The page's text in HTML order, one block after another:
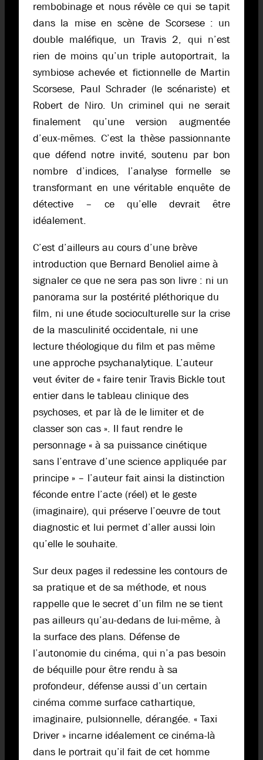
rembobinage et nous révèle ce qui se tapit
dans la mise en scène de Scorsese : un
double maléfique, un Travis 2, qui n’est
rien de moins qu’un triple autoportrait, la
symbiose achevée et fictionnelle de Martin
Scorsese, Paul Schrader (le scénariste) et
Robert de Niro. Un criminel qui ne serait
finalement qu’une version augmentée
d’eux-mêmes. C’est la thèse passionnante
que défend notre invité, soutenu par bon
nombre d’indices, l’analyse formelle se
transformant en une véritable enquête de
détective – ce qu’elle devrait être
idéalement.
C’est d’ailleurs au cours d’une brève
introduction que Bernard Benoliel aime à
signaler ce que ne sera pas son livre : ni un
panorama sur la postérité pléthorique du
film, ni une étude socioculturelle sur la crise
de la masculinité occidentale, ni une
lecture théologique du film et pas même
une approche psychanalytique. L’auteur
veut éviter de « faire tenir Travis Bickle tout
entier dans le tableau clinique des
psychoses, et par là de le limiter et de
classer son cas ». Il faut rendre le
personnage « à sa puissance cinétique
sans l’entrave d’une science appliquée par
principe » – l’auteur fait ainsi la distinction
féconde entre l’acte (réel) et le geste
(imaginaire), qui préserve l’oeuvre de tout
diagnostic et lui permet d’aller aussi loin
qu’elle le souhaite.
Sur deux pages il redessine les contours de
sa pratique et de sa méthode, et nous
rappelle que le secret d’un film ne se tient
pas ailleurs qu’au-dedans de lui-même, à
la surface des plans. Défense de
l’autonomie du cinéma, qui n’a pas besoin
de béquille pour être rendu à sa
profondeur, défense aussi d’un certain
cinéma comme surface cathartique,
imaginaire, pulsionnelle, dérangée. « Taxi
Driver » incarne idéalement ce cinéma-là
dans le portrait qu’il fait de cet homme